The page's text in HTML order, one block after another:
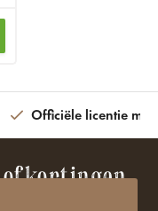
Officiële licentie met
kortingen